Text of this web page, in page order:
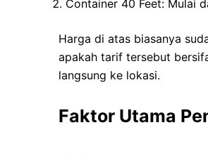
Container 40 Feet: Mulai
Harga di atas biasanya
apakah tarif tersebut
langsung ke lokasi.
Faktor Utama